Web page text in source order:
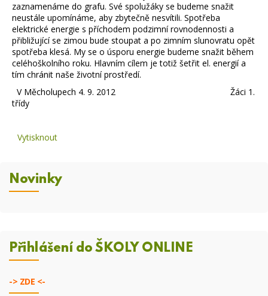
zaznamenáme do grafu. Své spolužáky se budeme snažit
neustále upomínáme, aby zbytečně nesvítili. Spotřeba
elektrické energie s příchodem podzimní rovnodennosti a
přibližující se zimou bude stoupat a po zimním slunovratu opět
spotřeba klesá. My se o úsporu energie budeme snažit během
celéhoškolního roku. Hlavním cílem je totiž šetřit el. energií a
tím chránit naše životní prostředí.
V Měcholupech 4. 9. 2012 Žáci 1.
třídy
Vytisknout
Novinky
Přihlášení do ŠKOLY ONLINE
-> ZDE <-